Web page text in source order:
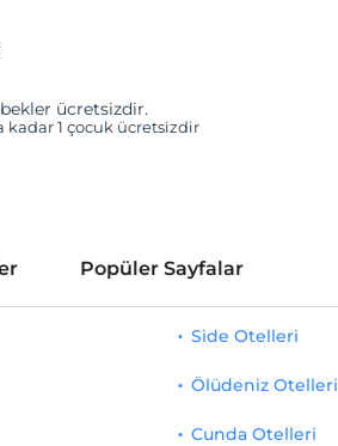
ücretsizdir.
kadar 1 çocuk ücretsizdir
Popüler Sayfalar
Side Otelleri
Ölüdeniz Otelleri
Cunda Otelleri